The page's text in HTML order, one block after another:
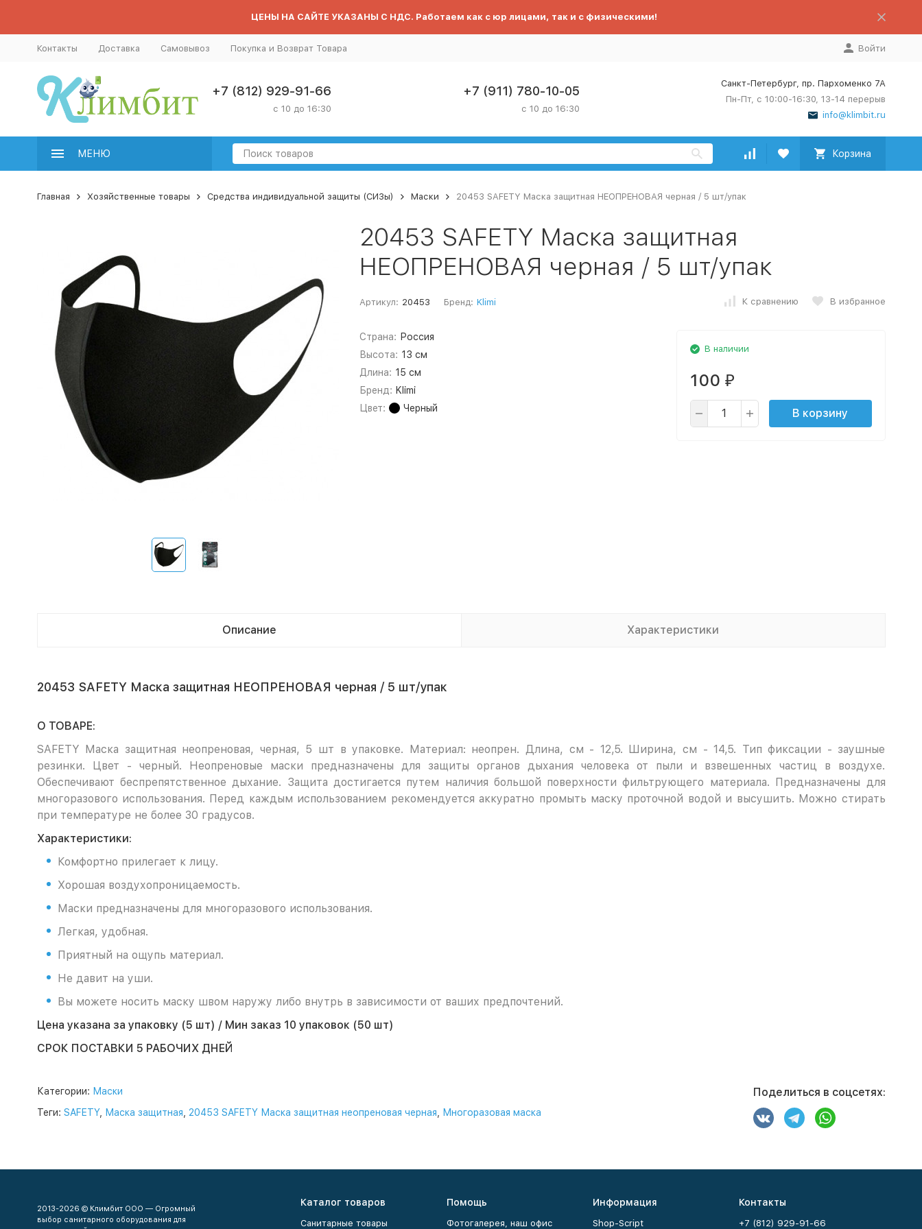
ЦЕНЫ НА САЙТЕ УКАЗАНЫ С НДС. Работаем как с юр лицами, так и с физическими!
Контакты Доставка Самовывоз Покупка и Возврат Товара Войти
+7 (812) 929-91-66
с 10 до 16:30
+7 (911) 780-10-05
с 10 до 16:30
Санкт-Петербург, пр. Пархоменко 7А
Пн-Пт, с 10:00-16:30, 13-14 перерыв
info@klimbit.ru
МЕНЮ Корзина
Главная Хозяйственные товары Средства индивидуальной защиты (СИЗы) Маски 20453 SAFETY Маска защитная НЕОПРЕНОВАЯ черная / 5 шт/упак
20453 SAFETY Маска защитная
НЕОПРЕНОВАЯ черная / 5 шт/упак
Артикул: 20453 Бренд: Klimi К сравнению В избранное
Страна: Россия
Высота: 13 см
Длина: 15 см
Бренд: Klimi
Цвет:
Черный
В наличии
100 ₽
В корзину
Описание Характеристики
20453 SAFETY Маска защитная НЕОПРЕНОВАЯ черная / 5 шт/упак
О ТОВАРЕ:
SAFETY Маска защитная неопреновая, черная, 5 шт в упаковке. Материал: неопрен. Длина, см - 12,5. Ширина, см - 14,5. Тип фиксации - заушные
резинки. Цвет - черный. Неопреновые маски предназначены для защиты органов дыхания человека от пыли и взвешенных частиц в воздухе.
Обеспечивают беспрепятственное дыхание. Защита достигается путем наличия большой поверхности фильтрующего материала. Предназначены для
многоразового использования. Перед каждым использованием рекомендуется аккуратно промыть маску проточной водой и высушить. Можно стирать
при температуре не более 30 градусов.
Характеристики:
Комфортно прилегает к лицу.
Хорошая воздухопроницаемость.
Маски предназначены для многоразового использования.
Легкая, удобная.
Приятный на ощупь материал.
Не давит на уши.
Вы можете носить маску швом наружу либо внутрь в зависимости от ваших предпочтений.
Цена указана за упаковку (5 шт) / Мин заказ 10 упаковок (50 шт)
СРОК ПОСТАВКИ 5 РАБОЧИХ ДНЕЙ
Категории: Маски
Теги: SAFETY, Маска защитная 20453 SAFETY Маска защитная неопреновая черная Многоразовая маска
Поделиться в соцсетях:
2013-2026 © Климбит ООО — Огромный
выбор санитарного оборудования для
Каталог товаров
Санитарные товары
Помощь
Фотогалерея, наш офис
Информация
Shop-Script
Контакты
+7 (812) 929-91-66